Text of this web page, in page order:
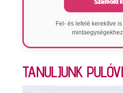
Fel- és lefelé kerekítve
mintaegységekhez
TANULJUNK